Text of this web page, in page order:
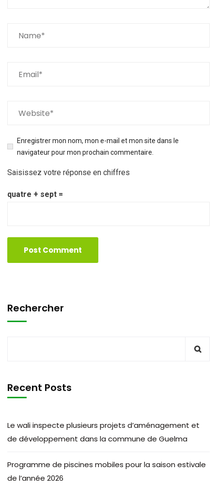
Enregistrer mon nom, mon e-mail et mon site dans le
navigateur pour mon prochain commentaire.
Saisissez votre réponse en chiffres
quatre + sept =
Rechercher
Recent Posts
Le wali inspecte plusieurs projets d’aménagement et
de développement dans la commune de Guelma
Programme de piscines mobiles pour la saison estivale
de l’année 2026